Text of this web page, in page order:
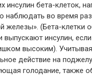
инсулин бета-клеток,
наблюдать во время
железы». (Бета-клетки
выпускают инсулин,
высоким).
действие на
голодание, также